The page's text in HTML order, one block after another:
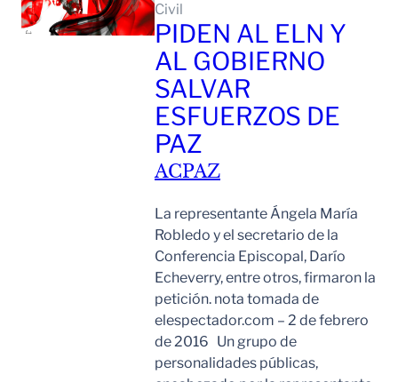
Civil
PIDEN AL ELN Y
AL GOBIERNO
SALVAR
ESFUERZOS DE
PAZ
ACPAZ
La representante Ángela María
Robledo y el secretario de la
Conferencia Episcopal, Darío
Echeverry, entre otros, firmaron la
petición. nota tomada de
elespectador.com – 2 de febrero
de 2016 Un grupo de
personalidades públicas,